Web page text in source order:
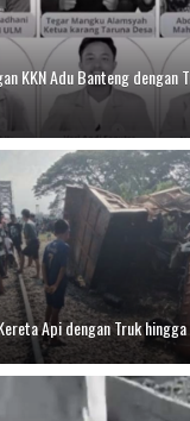
KKN Adu Banteng dengan
Api dengan Truk